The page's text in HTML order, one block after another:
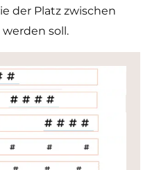
der Platz zwischen
soll.